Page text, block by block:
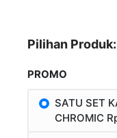
Pilihan Produk:
PROMO
SATU SET
CHROMIC